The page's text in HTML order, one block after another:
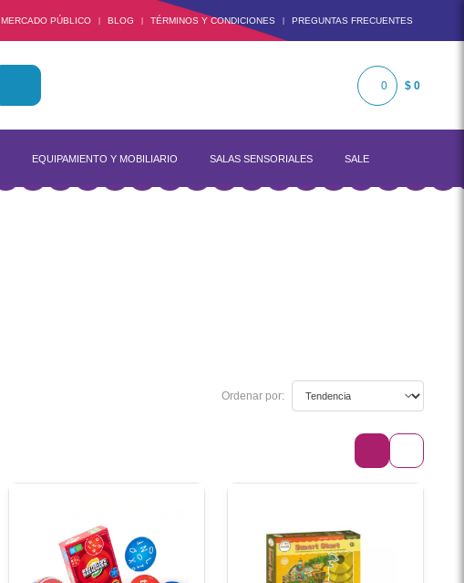
MERCADO PÚBLICO | BLOG | TÉRMINOS Y CONDICIONES | PREGUNTAS FRECUENTES
0 $ 0
EQUIPAMIENTO Y MOBILIARIO SALAS SENSORIALES SALE
Ordenar por: